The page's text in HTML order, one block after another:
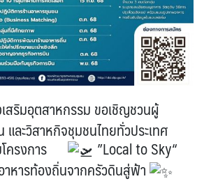
สริมอุตสาหกรรม ขอเชิญชวนผู้
และวิสาหกิจชุมชนไทยทั่วประเทศ
ครงการ
”Local to Sky“
หารท้องถิ่นจากครัวดินสู่ฟ้า